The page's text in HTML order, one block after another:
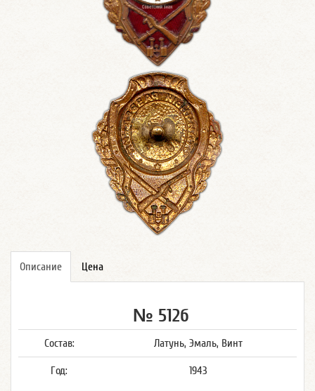
Описание Цена
№ 512б
Состав: Латунь, Эмаль, Винт
Год: 1943